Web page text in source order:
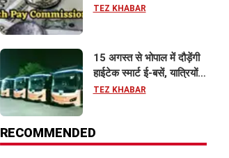
इतना बढ़ सकता है वेतन
TEZ KHABAR
15 अगस्त से भोपाल में दौड़ेंगी
हाईटेक स्मार्ट ई-बसें, यात्रियों
को मिलेंगी फ्री Wi-Fi समेत
TEZ KHABAR
RECOMMENDED